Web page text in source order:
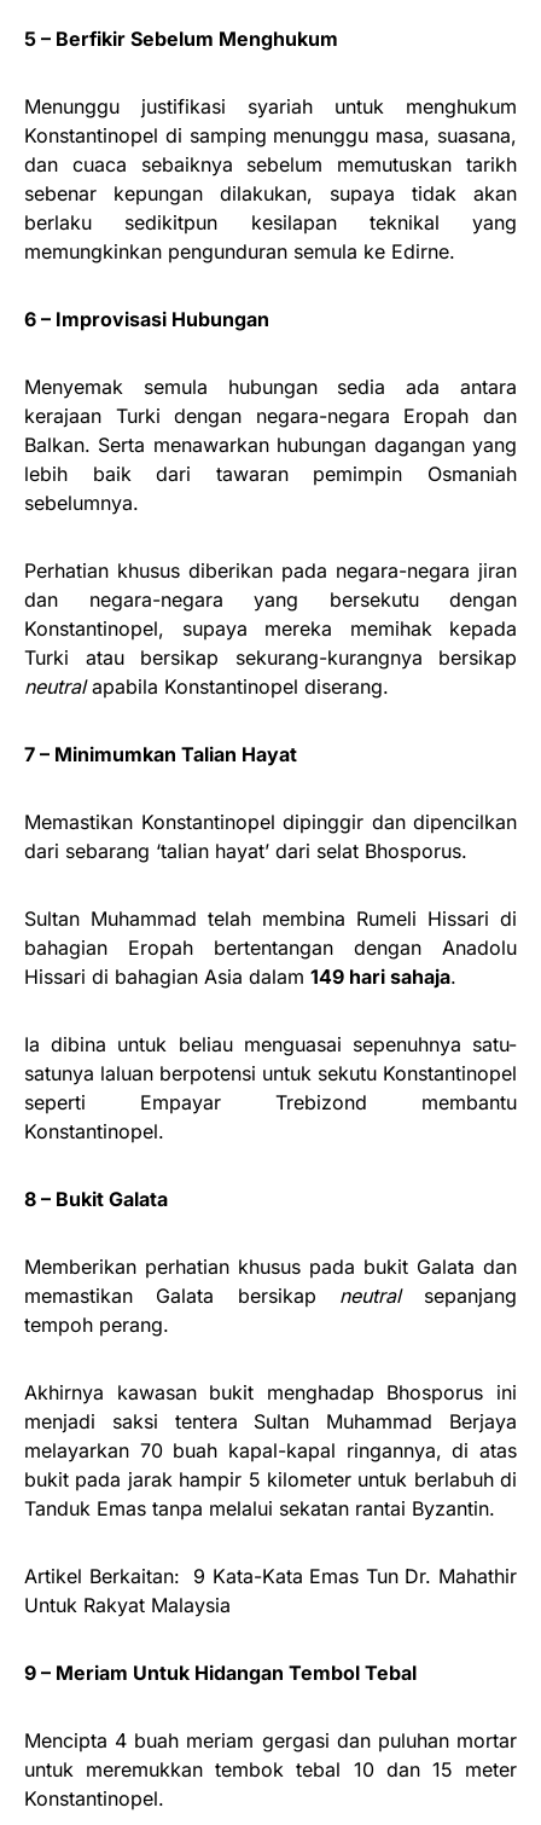
5 – Berfikir Sebelum Menghukum
Menunggu justifikasi syariah untuk menghukum
Konstantinopel di samping menunggu masa, suasana,
dan cuaca sebaiknya sebelum memutuskan tarikh
sebenar kepungan dilakukan, supaya tidak akan
berlaku sedikitpun kesilapan teknikal yang
memungkinkan pengunduran semula ke Edirne.
6 – Improvisasi Hubungan
Menyemak semula hubungan sedia ada antara
kerajaan Turki dengan negara-negara Eropah dan
Balkan. Serta menawarkan hubungan dagangan yang
lebih baik dari tawaran pemimpin Osmaniah
sebelumnya.
Perhatian khusus diberikan pada negara-negara jiran
dan negara-negara yang bersekutu dengan
Konstantinopel, supaya mereka memihak kepada
Turki atau bersikap sekurang-kurangnya bersikap
neutralapabila Konstantinopel diserang.
7 – Minimumkan Talian Hayat
Memastikan Konstantinopel dipinggir dan dipencilkan
dari sebarang ‘talian hayat’ dari selat Bhosporus.
Sultan Muhammad telah membina Rumeli Hissari di
bahagian Eropah bertentangan dengan Anadolu
Hissari di bahagian Asia dalam 149 hari sahaja.
Ia dibina untuk beliau menguasai sepenuhnya satu-
satunya laluan berpotensi untuk sekutu Konstantinopel
seperti Empayar Trebizond membantu
Konstantinopel.
8 – Bukit Galata
Memberikan perhatian khusus pada bukit Galata dan
memastikan Galata bersikap neutralsepanjang
tempoh perang.
Akhirnya kawasan bukit menghadap Bhosporus ini
menjadi saksi tentera Sultan Muhammad Berjaya
melayarkan 70 buah kapal-kapal ringannya, di atas
bukit pada jarak hampir 5 kilometer untuk berlabuh di
Tanduk Emas tanpa melalui sekatan rantai Byzantin.
Artikel Berkaitan:
9 Kata-Kata Emas Tun Dr. Mahathir
Untuk Rakyat Malaysia
9 – Meriam Untuk Hidangan Tembol Tebal
Mencipta 4 buah meriam gergasi dan puluhan mortar
untuk meremukkan tembok tebal 10 dan 15 meter
Konstantinopel.